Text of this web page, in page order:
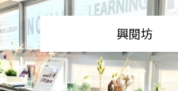
興閱坊